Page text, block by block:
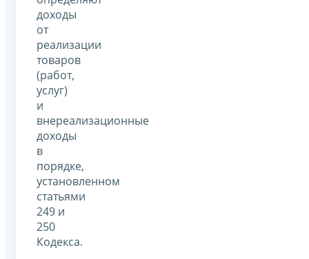
доходы
от
реализации
товаров
(работ,
услуг)
и
внереализационные
доходы
в
порядке,
установленном
статьями
249 и
250
Кодекса.